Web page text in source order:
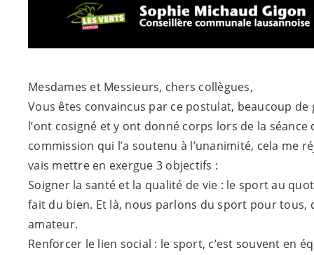
Mesdames et Messieurs, chers collègues,
Vous êtes convaincus par ce postulat, beaucoup de
l’ont cosigné et y ont donné corps lors de la séance
commission qui l’a soutenu à l’unanimité, cela me
vais mettre en exergue 3 objectifs :
Soigner la santé et la qualité de vie : le sport au
fait du bien. Et là, nous parlons du sport pour tous,
amateur.
Renforcer le lien social : le sport, c’est souvent en